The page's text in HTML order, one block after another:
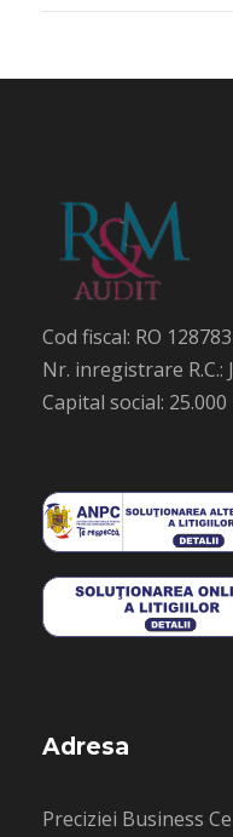
Cod fiscal: RO
Nr. inregistrare R.C.:
Capital social: 25.000
Adresa
Preciziei Business